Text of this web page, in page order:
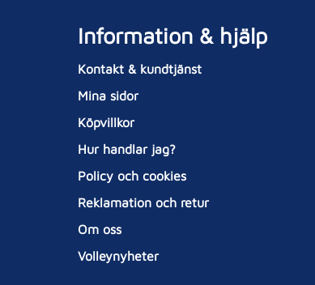
Information & hjälp
Kontakt & kundtjänst
Mina sidor
Köpvillkor
Hur handlar jag?
Policy och cookies
Reklamation och retur
Om oss
Volleynyheter